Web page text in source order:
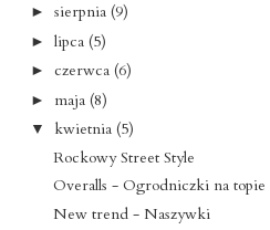
► sierpnia (9)
► lipca (5)
► czerwca (6)
► maja (8)
▼ kwietnia (5)
Rockowy Street Style
Overalls - Ogrodniczki na topie
New trend - Naszywki